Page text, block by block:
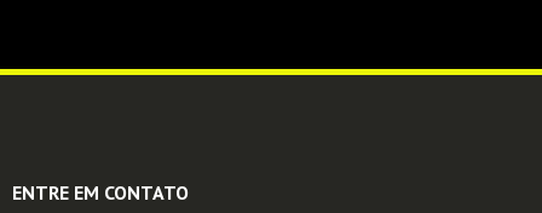
ENTRE EM CONTATO